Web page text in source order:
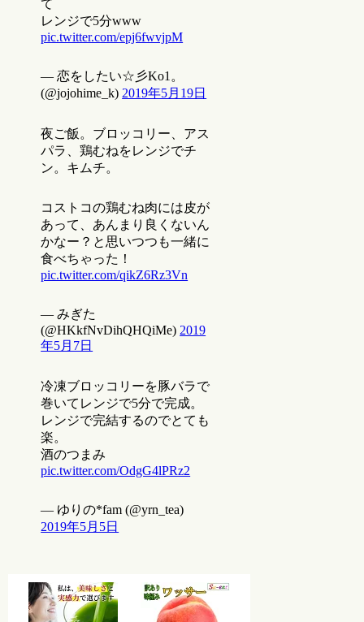
て
レンジで5分www
pic.twitter.com/epj6fwvjpM
— 恋をしたい☆彡Ko1。
(@jojohime_k) 2019年5月19日
夜ご飯。ブロッコリー、アス
パラ、鶏むねをレンジでチ
ン。キムチ。
コストコの鶏むね肉には皮が
あって、あんまり良くないん
かなー？と思いつつも一緒に
食べちゃった！
pic.twitter.com/qikZ6Rz3Vn
— みぎた
(@HKkfNvDihQHQiMe) 2019
年5月7日
冷凍ブロッコリーを豚バラで
巻いてレンジで5分で完成。
レンジで完結するのでとても
楽。
酒のつまみ
pic.twitter.com/OdgG4lPRz2
— ゆりの*fam (@yrn_tea)
2019年5月5日